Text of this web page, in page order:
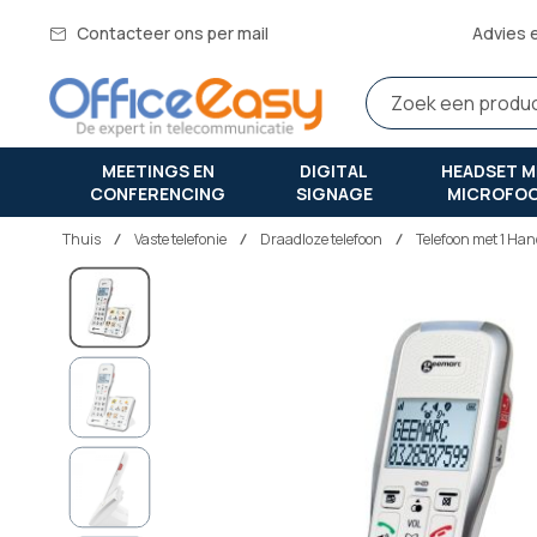
Contacteer ons per mail Advies
MEETINGS EN
CONFERENCING
DIGITAL
SIGNAGE
HEADSET
Thuis vaste telefonie Draadloze telefoon Telefoon met 1
Ga
einde
van
afbeeldingen-
gallerij